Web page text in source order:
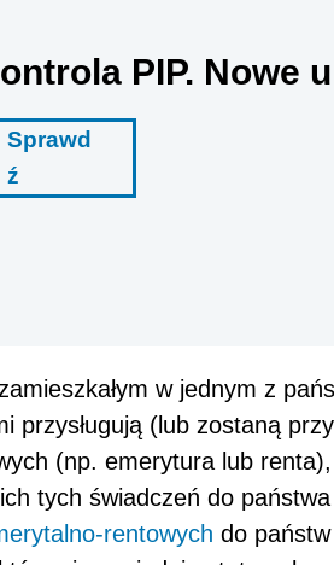
PIP. Nowe
Sprawd
ź
w jednym z
przysługują (lub zostaną
(np. emerytura lub
tych świadczeń do
rentowych do